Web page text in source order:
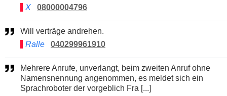
X
08000004796
Will verträge andrehen.
Ralle
040299961910
Mehrere Anrufe, unverlangt, beim zweiten Anruf ohne
Namensnennung angenommen, es meldet sich ein
Sprachroboter der vorgeblich Fra [...]